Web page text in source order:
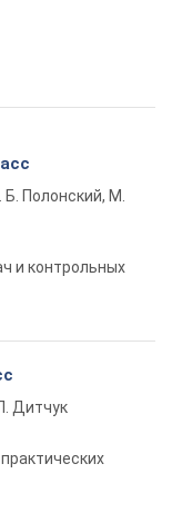
Б. Полонский, М.
и контрольных
Дитчук